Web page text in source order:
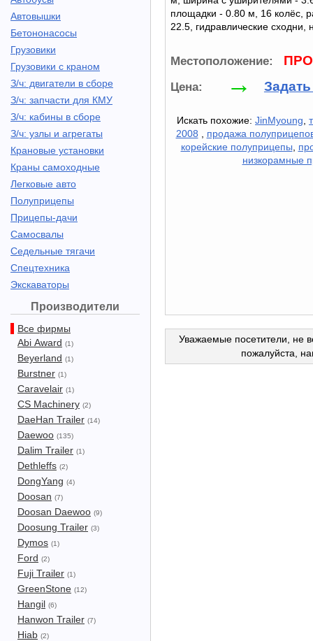
Автовышки
Бетононасосы
Грузовики
Грузовики с краном
З/ч: двигатели в сборе
З/ч: запчасти для КМУ
З/ч: кабины в сборе
З/ч: узлы и агрегаты
Крановые установки
Краны самоходные
Легковые авто
Полуприцепы
Прицепы-дачи
Самосвалы
Седельные тягачи
Спецтехника
Экскаваторы
Производители
Все фирмы
Abi Award (1)
Beyerland (1)
Burstner (1)
Caravelair (1)
CS Machinery (2)
DaeHan Trailer (14)
Daewoo (135)
Dalim Trailer (1)
Dethleffs (2)
DongYang (4)
Doosan (7)
Doosan Daewoo (9)
Doosung Trailer (3)
Dymos (1)
Ford (2)
Fuji Trailer (1)
GreenStone (12)
Hangil (6)
Hanwon Trailer (7)
Hiab (2)
площадки - 0.80 м, 16 колёс,
22.5, гидравлические сходни,
Местоположение:
Цена: →
Искать похожие: JinMyoung,
2008 , продажа
корейские полуприцепы,
низкорамные
Уважаемые посетители, не
пожалуйста,